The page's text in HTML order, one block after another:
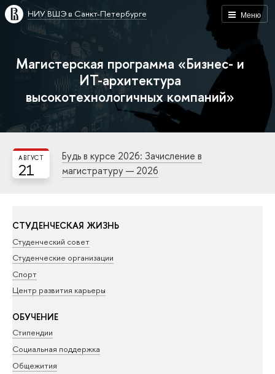
Меню
НИУ ВШЭ в Санкт-Петербурге
Магистерская программа «Бизнес- и
ИТ-архитектура
высокотехнологичных компаний»
21
АВГУСТ
Будь в курсе 2026: Зачисление в
магистратуру — 2026
СТУДЕНЧЕСКАЯ ЖИЗНЬ
Студенческий совет
Студенческие организации
Спорт
Центр развития карьеры
ОБУЧЕНИЕ
Стипендии
Социальная поддержка
Общежития